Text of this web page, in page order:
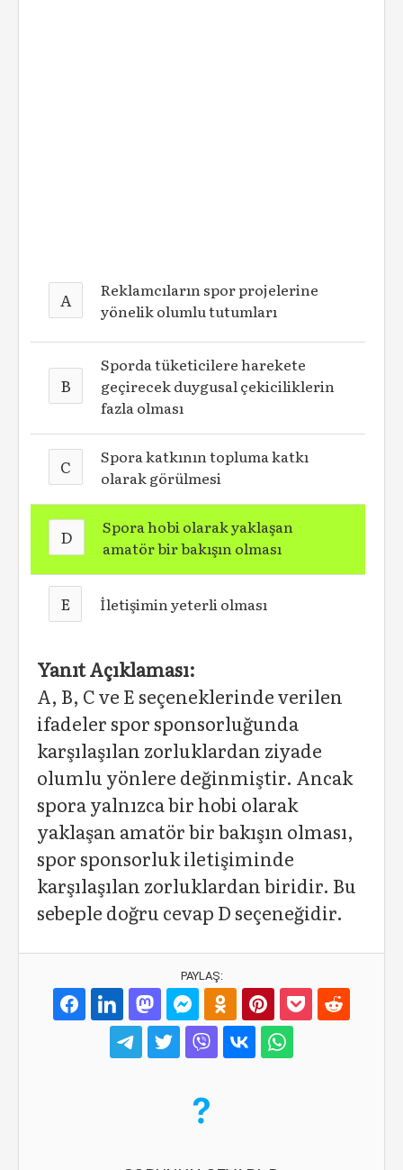
A
Reklamcıların spor projelerine
yönelik olumlu tutumları
B
Sporda tüketicilere harekete
geçirecek duygusal çekiciliklerin
fazla olması
C
Spora katkının topluma katkı
olarak görülmesi
D
Spora hobi olarak yaklaşan
amatör bir bakışın olması
E İletişimin yeterli olması
Yanıt Açıklaması:
A, B, C ve E seçeneklerinde verilen
ifadeler spor sponsorluğunda
karşılaşılan zorluklardan ziyade
olumlu yönlere değinmiştir. Ancak
spora yalnızca bir hobi olarak
yaklaşan amatör bir bakışın olması,
spor sponsorluk iletişiminde
karşılaşılan zorluklardan biridir. Bu
sebeple doğru cevap D seçeneğidir.
PAYLAŞ: